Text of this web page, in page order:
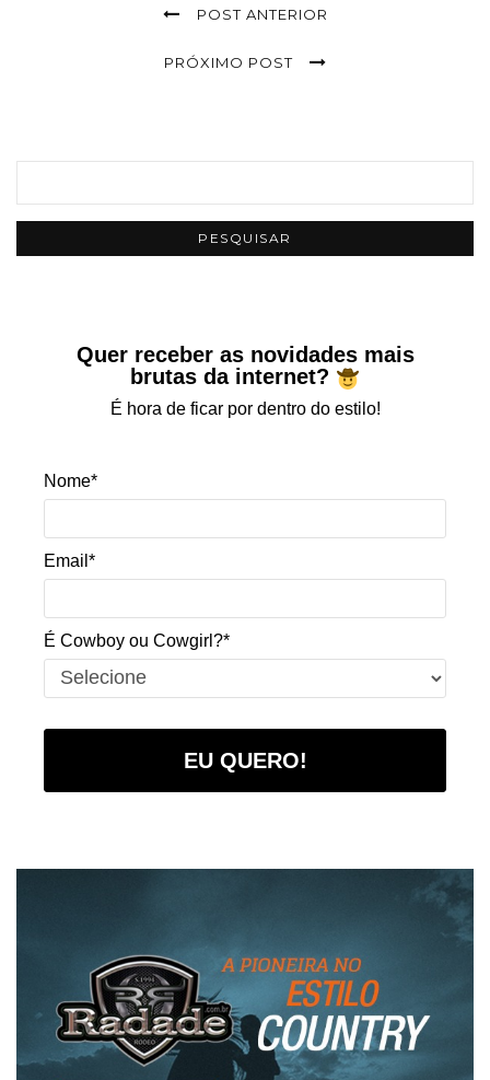
POST ANTERIOR
PRÓXIMO POST
Quer receber as novidades mais
brutas da internet?
É hora de ficar por dentro do estilo!
Nome*
Email*
É Cowboy ou Cowgirl?*
EU QUERO!